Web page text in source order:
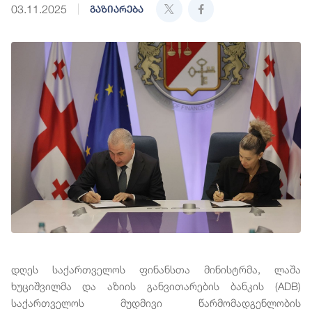
03.11.2025 გაზიარება
დღეს საქართველოს ფინანსთა მინისტრმა, ლაშა
ხუციშვილმა
და აზიის განვითარების ბანკის (ADB)
საქართველოს
მუდმივი
წარმომადგენლობის